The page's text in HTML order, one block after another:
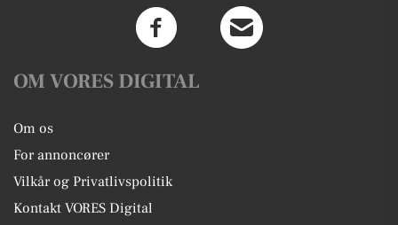
OM VORES DIGITAL
Om os
For annoncører
Vilkår og Privatlivspolitik
Kontakt VORES Digital